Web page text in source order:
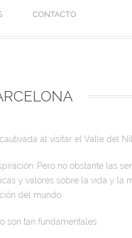
CONTACTO
al visitar el Valle del
Pero no obstante las
y valores sobre la vida y la
del mundo.
son tan fundamentales.